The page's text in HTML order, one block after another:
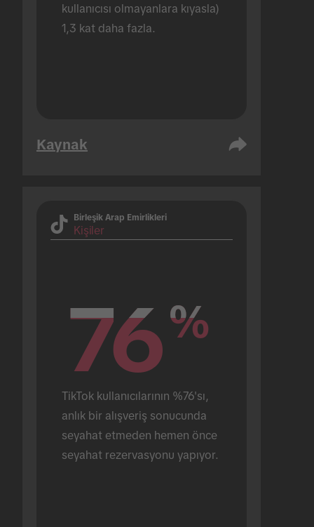
kullanıcısı olmayanlara kıyasla)
1,3 kat daha fazla.
Kaynak
Birleşik Arap Emirlikleri
Kişiler
76%
76%
TikTok kullanıcılarının %76'sı,
anlık bir alışveriş sonucunda
seyahat etmeden hemen önce
seyahat rezervasyonu yapıyor.